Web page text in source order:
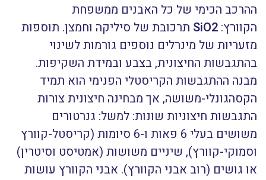
ההרכב הכימי של כל האבנים ממשפחת
הקוורץ: SiO2 תרכובת של סיליקה וחמצן. תוספות
מזעריות של מינרלים נוספים גורמות לשינוי
בהתגבשות החיצונית, בצבע ובמידת השקיפות.
מבנה ההתגבשות הקריסטלי הפנימי הוא תמיד
הקסהגונלי-משושה, אך מבחינה חיצונית צורות
התגבשות חיצוניות שונות: למשל: גנרטורים
משושים בעלי 6 פאות ו-6 סיומות (קריסטל-קוורץ
וסמוקי-קוורץ), שיניים משושות (אמטיסט וסיטרין)
או גושים (רוב אבני הקוורץ). אבני הקוורץ עושות